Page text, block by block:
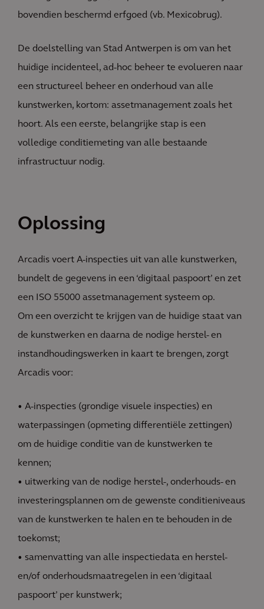
bovendien beschermd erfgoed (vb. Mexicobrug).
De doelstelling van Stad Antwerpen is om van het
huidige incidenteel, ad-hoc beheer te evolueren naar
een structureel beheer en onderhoud van alle
kunstwerken, kortom: assetmanagement zoals het
hoort. Als een eerste, belangrijke stap is een
volledige conditiemeting van alle bestaande
infrastructuur nodig.
Oplossing
Arcadis voert A-inspecties uit van alle kunstwerken,
bundelt de gegevens in een ‘digitaal paspoort’ en zet
een ISO 55000 assetmanagement systeem op.
Om een overzicht te krijgen van de huidige staat van
de kunstwerken en daarna de nodige herstel- en
instandhoudingswerken in kaart te brengen, zorgt
Arcadis voor:
• A-inspecties (grondige visuele inspecties) en
waterpassingen (opmeting differentiële zettingen)
om de huidige conditie van de kunstwerken te
kennen;
• uitwerking van de nodige herstel-, onderhouds- en
investeringsplannen om de gewenste conditieniveaus
van de kunstwerken te halen en te behouden in de
toekomst;
• samenvatting van alle inspectiedata en herstel-
en/of onderhoudsmaatregelen in een ‘digitaal
paspoort’ per kunstwerk;